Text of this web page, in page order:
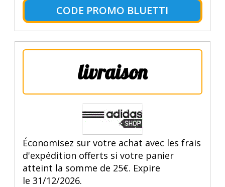
CODE PROMO BLUETTI
livraison
Économisez sur votre achat avec les frais
d'expédition offerts si votre panier
atteint la somme de 25€. Expire
le 31/12/2026.